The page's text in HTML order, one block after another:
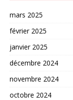
mars 2025
février 2025
janvier 2025
décembre 2024
novembre 2024
octobre 2024